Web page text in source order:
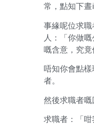
常，點知下晝
事緣呢位求
人：「你做
嘅含意，究竟
唔知你會點
者。
然後求職者嘅
求職者：「